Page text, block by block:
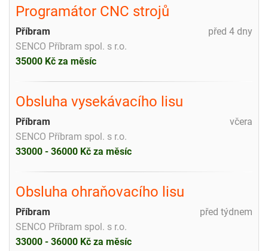
Programátor CNC strojů
před 4 dny
Příbram
SENCO Příbram spol. s r.o.
35000 Kč za měsíc
Obsluha vysekávacího lisu
včera
Příbram
SENCO Příbram spol. s r.o.
33000 - 36000 Kč za měsíc
Obsluha ohraňovacího lisu
před týdnem
Příbram
SENCO Příbram spol. s r.o.
33000 - 36000 Kč za měsíc